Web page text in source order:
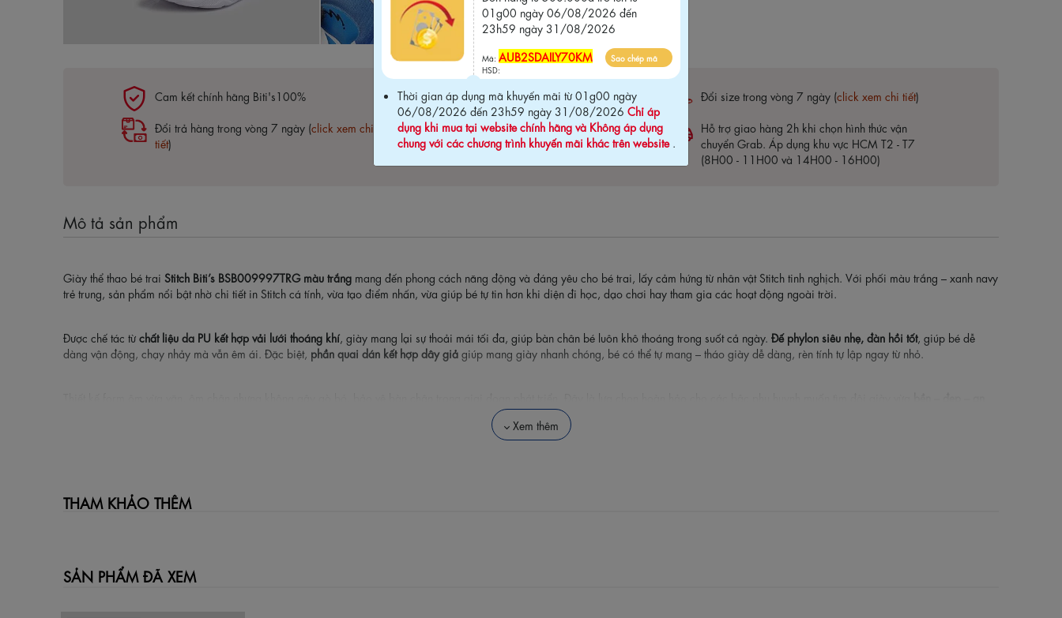
Cam kết chính hãng Biti's100% Bảo hành 03 tháng (click xem chi tiết) Đổi size trong vòng 7 ngày (click xem chi tiết)
Đổi trả hàng trong vòng 7 ngày (click xem chi
tiết)
Free ship đơn hàng 1.5 Triệu
Hỗ trợ giao hàng 2h khi chọn hình thức vận
chuyển Grab. Áp dụng khu vực HCM T2 - T7
(8H00 - 11H00 và 14H00 - 16H00)
Mô tả sản phẩm
Giày thể thao bé trai Stitch Biti’s BSB009997TRG màu trắng mang đến phong cách năng động và đáng yêu cho bé trai, lấy cảm hứng từ nhân vật Stitch tinh nghịch. Với phối màu trắng – xanh navy
trẻ trung, sản phẩm nổi bật nhờ chi tiết in Stitch cá tính, vừa tạo điểm nhấn, vừa giúp bé tự tin hơn khi diện đi học, dạo chơi hay tham gia các hoạt động ngoài trời.
Được chế tác từ chất liệu da PU kết hợp vải lưới thoáng khí , giày mang lại sự thoải mái tối đa, giúp bàn chân bé luôn khô thoáng trong suốt cả ngày. Đế phylon siêu nhẹ, đàn hồi tốt, giúp bé dễ
dàng vận động, chạy nhảy mà vẫn êm ái. Đặc biệt, phần quai dán kết hợp dây giả giúp mang giày nhanh chóng, bé có thể tự mang – tháo giày dễ dàng, rèn tính tự lập ngay từ nhỏ.
Phối màu trắng – xanh navy trẻ trung, dễ phối hợp trang phục.
Form giày ôm chân, bảo vệ tốt trong giai đoạn phát triển.
Xem thêm
THAM KHẢO THÊM
SẢN PHẨM ĐÃ XEM
01g00 ngày 06/08/2026 đến
23h59 ngày 31/08/2026
Mã: AUB2SDAILY70KM
HSD:
Sao chép mã
Thời gian áp dụng mã khuyến mãi từ 01g00 ngày
06/08/2026 đến 23h59 ngày 31/08/2026 Chỉ áp
dụng khi mua tại website chính hãng và Không áp dụng
chung với các chương trình khuyến mãi khác trên website